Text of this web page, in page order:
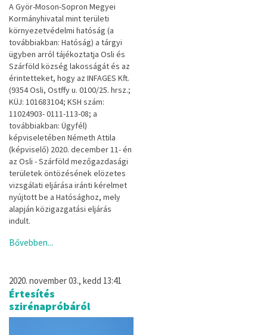
A Györ-Moson-Sopron Megyei
Kormányhivatal mint területi
környezetvédelmi hatóság (a
továbbiak­ban: Hatóság) a tárgyi
ügyben arról tájékoztatja Osli és
Szárföld község lakosságát és az
érintetteket, hogy az INFAGES Kft.
(9354 Osli, Ostffy u. 0100/25. hrsz.;
KÜJ: 101683104; KSH szám:
11024903- 0111-113-08; a
továbbiakban: Ügyfél)
képviseletében Németh Attila
(képviselő) 2020. december 11- én
az Osli - Szárföld mezőgazdasági
területek öntözésének elözetes
vizsgálati eljárása iránti kérel­met
nyújtott be a Hatósághoz, mely
alapján közigazgatási eljárás
indult.
Bővebben...
2020. november 03., kedd 13:41
Értesítés
szirénapróbáról